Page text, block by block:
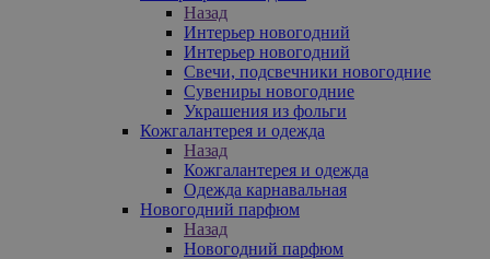
Назад
Интерьер новогодний
Интерьер новогодний
Свечи, подсвечники новогодние
Сувениры новогодние
Украшения из фольги
Кожгалантерея и одежда
Назад
Кожгалантерея и одежда
Одежда карнавальная
Новогодний парфюм
Назад
Новогодний парфюм